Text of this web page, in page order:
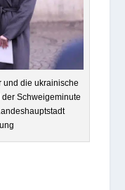
und die ukrai­ni­sche
Schwei­ge­mi­nute